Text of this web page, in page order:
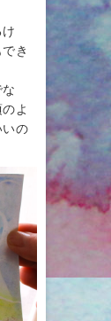
き
よ
いの